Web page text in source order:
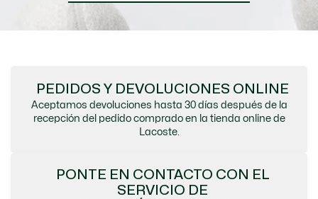
PEDIDOS Y DEVOLUCIONES ONLINE
Aceptamos devoluciones hasta 30 días después de la
recepción del pedido comprado en la tienda online de
Lacoste.
PONTE EN CONTACTO CON EL
SERVICIO DE